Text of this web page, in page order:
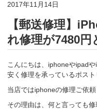
2017年11月14日
【郵送修理】
れ修理が7480円
こんにちは、iphoneやipad
安く修理を承っているポスト
当店ではiphoneの修理ご依頼
その理由は、何と言っても修